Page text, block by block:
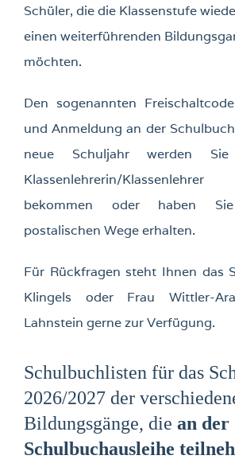
Schüler, die die Klassenstufe
einen weiterführenden
möchten.
Den sogenannten
und Anmeldung an der
neue Schuljahr werden
Klassenlehrerin/
bekommen oder haben
postalischen Wege erhalten.
Für Rückfragen steht Ihnen das
Klingels oder Frau Wittler-
Lahnstein gerne zur Verfügung.
Schulbuchlisten für das
2026/2027 der
Bildungsgänge, die an der
Schulbuchausleihe